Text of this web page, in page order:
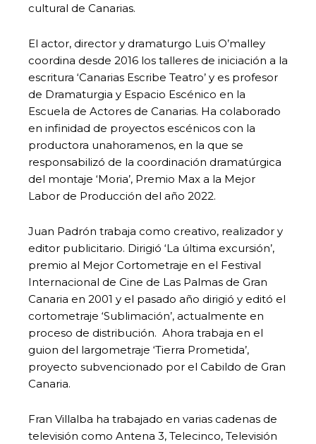
cultural de Canarias.
El actor, director y dramaturgo Luis O’malley
coordina desde 2016 los talleres de iniciación a la
escritura ‘Canarias Escribe Teatro’ y es profesor
de Dramaturgia y Espacio Escénico en la
Escuela de Actores de Canarias. Ha colaborado
en infinidad de proyectos escénicos con la
productora unahoramenos, en la que se
responsabilizó de la coordinación dramatúrgica
del montaje ‘Moria’, Premio Max a la Mejor
Labor de Producción del año 2022.
Juan Padrón trabaja como creativo, realizador y
editor publicitario. Dirigió ‘La última excursión’,
premio al Mejor Cortometraje en el Festival
Internacional de Cine de Las Palmas de Gran
Canaria en 2001 y el pasado año dirigió y editó el
cortometraje ‘Sublimación’, actualmente en
proceso de distribución. Ahora trabaja en el
guion del largometraje ‘Tierra Prometida’,
proyecto subvencionado por el Cabildo de Gran
Canaria.
Fran Villalba ha trabajado en varias cadenas de
televisión como Antena 3, Telecinco, Televisión